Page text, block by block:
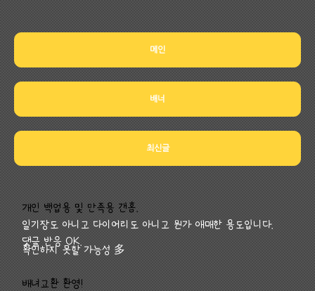
메인
배너
최신글
개인 백업용 및 만족용 갠홈.
일기장도 아니고 다이어리도 아니고 뭔가 애매한 용도입니다.
댓글 반응 OK.
확인하지 못할 가능성 多
배녀교환 환영!